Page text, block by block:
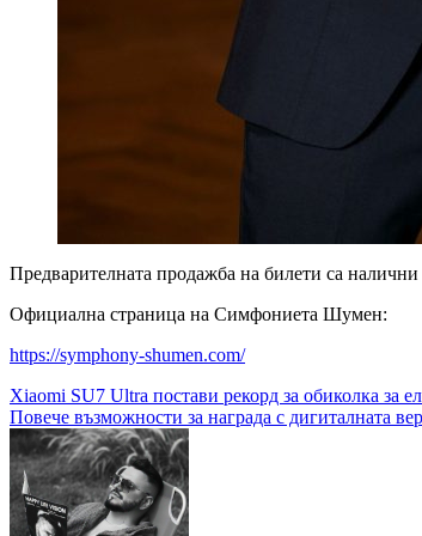
Предварителната продажба на билети са
Официална страница на Симфониета Шумен:
https://symphony-shumen.com/
Навигация
Xiaomi SU7 Ultra постави рекорд за обиколка за
Повече възможности за награда с дигиталната